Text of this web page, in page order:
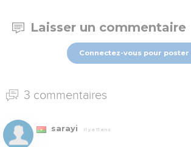
Laisser un commentaire
Connectez-vous pour
3 commentaires
sarayi Il y a 11 ans